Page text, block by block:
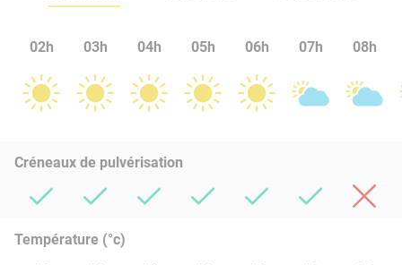
02h 03h 04h 05h 06h 07h 08h
Créneaux de pulvérisation
Température (°c)